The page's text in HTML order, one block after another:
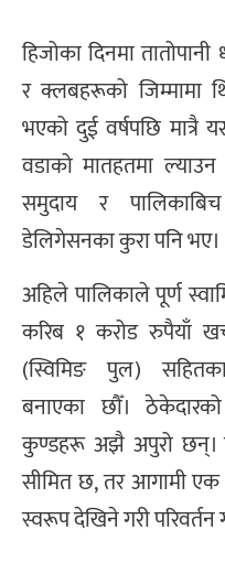
हिजोका दिनमा
र क्लबहरूको जिम्मामा
भएको दुई वर्षपछि मात्रै
वडाको मातहतमा
समुदाय र
डेलिगेसनका कुरा पनि भए।
अहिले पालिकाले पूर्ण
करिब १ करोड रुपैयाँ
(स्विमिङ पुल)
बनाएका छौँ।
कुण्डहरू अझै अपुरो छन्।
सीमित छ, तर आगामी एक
स्वरूप देखिने गरी परिवर्तन